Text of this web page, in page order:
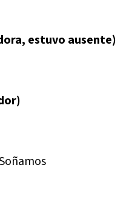
estuvo ausente)